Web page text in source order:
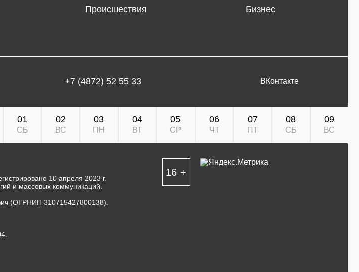
Происшествия
Бизнес
+7 (4872) 52 55 33 ВКонтакте
01
СБ
02
ВС
03
ПН
04
ВТ
05
СР
06
ЧТ
07
ПТ
08
СБ
09
ВС
10 апреля 2023 г.
и массовых коммуникаций.
(ОГРНИП 310715427800138).
16 +